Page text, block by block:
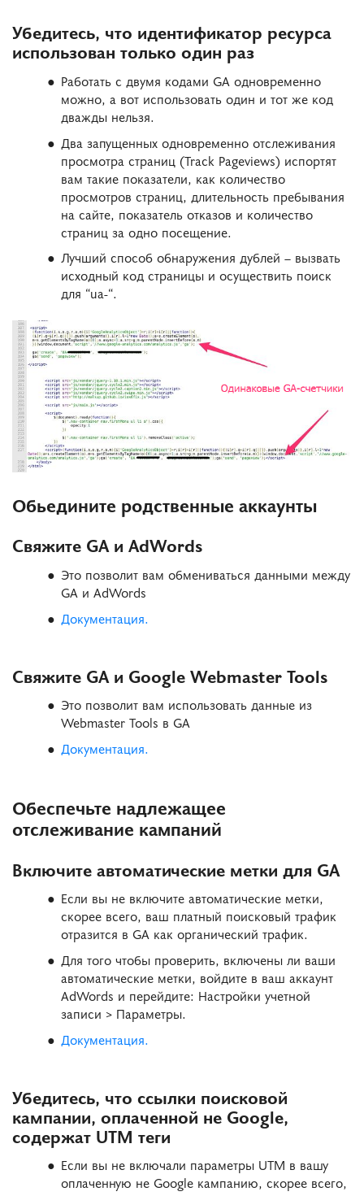
Убедитесь, что идентификатор ресурса
использован только один раз
Работать с двумя кодами GA одновременно
можно, а вот использовать один и тот же код
дважды нельзя.
Два запущенных одновременно отслеживания
просмотра страниц (Track Pageviews) испортят
вам такие показатели, как количество
просмотров страниц, длительность пребывания
на сайте, показатель отказов и количество
страниц за одно посещение.
Лучший способ обнаружения дублей – вызвать
исходный код страницы и осуществить поиск
для “ua-“.
Обьедините родственные аккаунты
Свяжите GA и AdWords
Это позволит вам обмениваться данными между
GA и AdWords
Документация.
Свяжите GA и Google Webmaster Tools
Это позволит вам использовать данные из
Webmaster Tools в GA
Документация.
Обеспечьте надлежащее
отслеживание кампаний
Включите автоматические метки для GA
Если вы не включите автоматические метки,
скорее всего, ваш платный поисковый трафик
отразится в GA как органический трафик.
Для того чтобы проверить, включены ли ваши
автоматические метки, войдите в ваш аккаунт
AdWords и перейдите: Настройки учетной
записи > Параметры.
Документация.
Убедитесь, что ссылки поисковой
кампании, оплаченной не Google,
содержат UTM теги
Если вы не включали параметры UTM в вашу
оплаченную не Google кампанию, скорее всего,